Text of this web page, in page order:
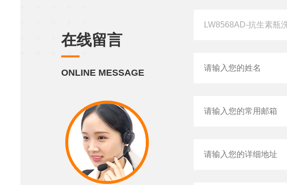
在线留言
ONLINE MESSAGE